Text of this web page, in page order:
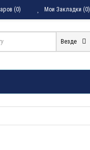
Мои Закладки (0)
(0)
Везде